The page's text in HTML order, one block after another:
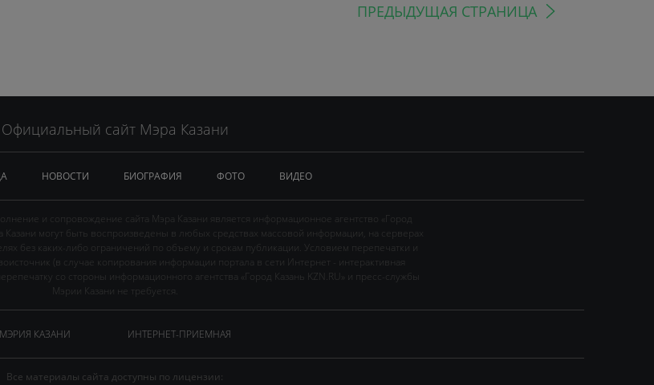
ПРЕДЫДУЩАЯ СТРАНИЦА
Официальный сайт Мэра Казани
НОВОСТИ БИОГРАФИЯ ФОТО ВИДЕО
и сопровождение сайта Мэра Казани является информационное агентство «Город
Казани могут быть воспроизведены в любых средствах массовой информации, на серверах
без каких-либо ограничений по объему и срокам публикации. Условием перепечатки и
(в случае копирования информации портала в сети Интернет - интерактивная
со стороны информационного агентства «Город Казань KZN.RU» и пресс-службы
Мэрии Казани не требуется.
МЭРИЯ КАЗАНИ ИНТЕРНЕТ-ПРИЕМНАЯ
Все материалы сайта доступны по лицензии: